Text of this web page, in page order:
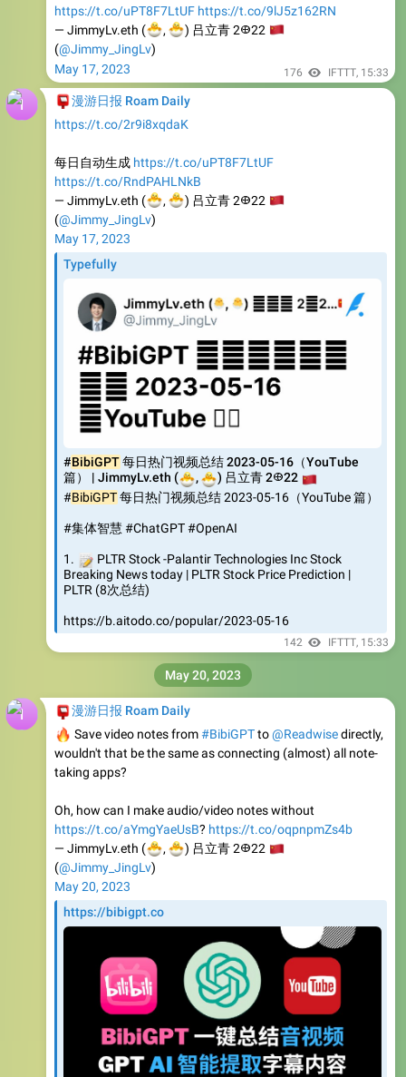
https://t.co/uPT8F7LtUF https://t.co/9lJ5z162RN
— JimmyLv.eth (
🐣
,
🐣) 吕立青 2𐃏22
(@Jimmy_JingLv)
May 17, 2023
176 IFTTT, 15:33
漫游日报 Roam Daily
https://t.co/2r9i8xqdaK
每日自动生成 https://t.co/uPT8F7LtUF
https://t.co/RndPAHLNkB
— JimmyLv.eth (
🐣
,
🐣) 吕立青 2𐃏22
(@Jimmy_JingLv)
May 17, 2023
Typefully
#BibiGPT每日热门视频总结 2023-05-16（YouTube
篇） | JimmyLv.eth (
🐣
,
🐣) 吕立青 2𐃏22
#BibiGPT每日热门视频总结 2023-05-16（YouTube 篇）
#集体智慧 #ChatGPT #OpenAI
1.
PLTR Stock -Palantir Technologies Inc Stock
Breaking News today | PLTR Stock Price Prediction |
PLTR (8次总结)
https://b.aitodo.co/popular/2023-05-16
142 IFTTT, 15:33
漫游日报 Roam Daily
Save video notes from#BibiGPTto@Readwisedirectly,
wouldn't that be the same as connecting (almost) all note-
taking apps?
Oh, how can I make audio/video notes without
https://t.co/aYmgYaeUsB? https://t.co/oqpnpmZs4b
— JimmyLv.eth (
🐣
,
🐣) 吕立青 2𐃏22
(@Jimmy_JingLv)
May 20, 2023
https://bibigpt.co
May 20, 2023